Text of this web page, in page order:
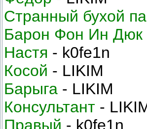
Странный бухой
Барон Фон Ин Дюк
Настя - k0fe1n
Косой - LIKIM
Барыга - LIKIM
Консультант -
Правый - k0fe1n